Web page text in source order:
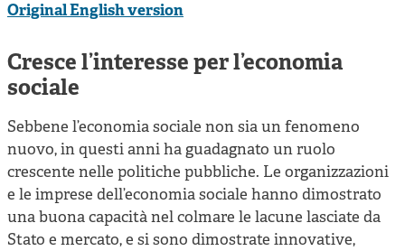
Original English version
Cresce l’interesse per l’economia
sociale
Sebbene l’economia sociale non sia un fenomeno
nuovo, in questi anni ha guadagnato un ruolo
crescente nelle politiche pubbliche. Le organizzazioni
e le imprese dell’economia sociale hanno dimostrato
una buona capacità nel colmare le lacune lasciate da
Stato e mercato, e si sono dimostrate innovative,